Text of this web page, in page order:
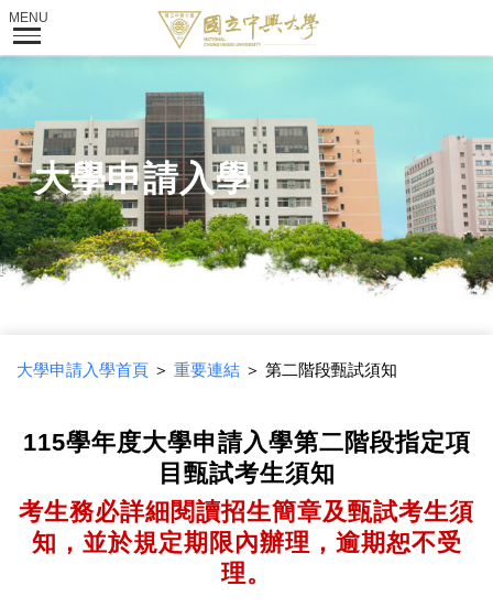
大學申請入學
大學申請入學首頁＞ 重要連結＞ 第二階段甄試須知
115學年度大學申請入學第二階段指定項
目甄試考生須知
考生務必詳細閱讀招生簡章及甄試考生須
知，並於規定期限內辦理，逾期恕不受
理。